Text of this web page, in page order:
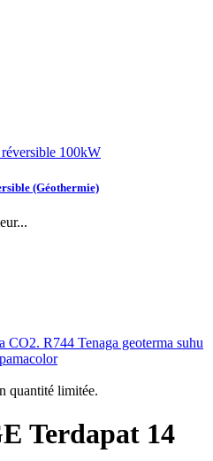
(Géothermie)
CO2. R744 Tenaga geoterma suhu
pamacolor
quantité limitée.
Terdapat 14